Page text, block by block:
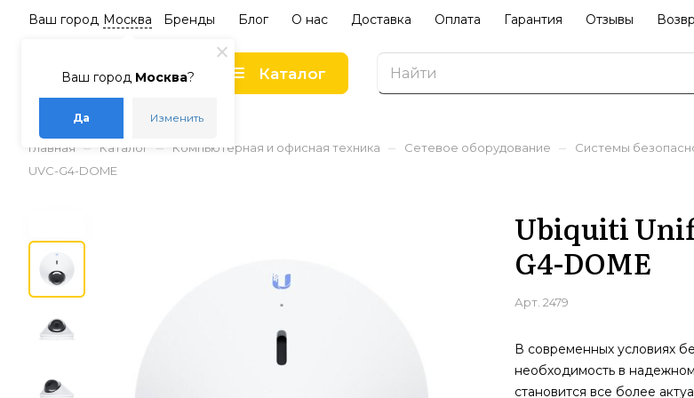
Ваш город Москва?
Да Изменить
Ваш город Москва Бренды Блог О нас Доставка Оплата Гарантия Отзывы
Каталог
Главная – Каталог – Компьютерная и офисная техника – Сетевое оборудование – Системы
UVC-G4-DOME
Ubiquiti
G4-DOME
Арт. 2479
В современных условиях
необходимость в
становится все более